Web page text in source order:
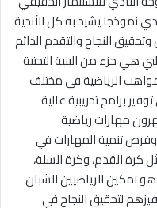
نموذجا يشيد به كل الأندية
النجاح والتقدم الدائم
هي جزء من البنية التحتية
الرياضية في مختلف
برامج تدريبية عالية
مهارات رياضية
وفرص تنمية المهارات في
القدم، وكرة السلة،
تمكين الرياضيين الشبان
لتحقيق النجاح في